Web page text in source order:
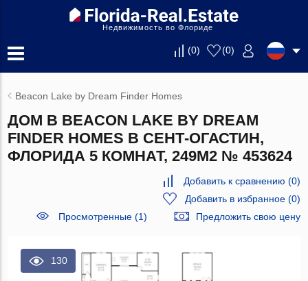
Недвижимость во Флориде
(0) (0)
Beacon Lake by Dream Finder Homes
ДОМ В BEACON LAKE BY DREAM
FINDER HOMES В СЕНТ-ОГАСТИН,
ФЛОРИДА 5 КОМНАТ, 249М2 № 453624
Добавить к сравнению (0)
Добавить в избранное(0)
Просмотренные (1)
Предложить свою цену
130